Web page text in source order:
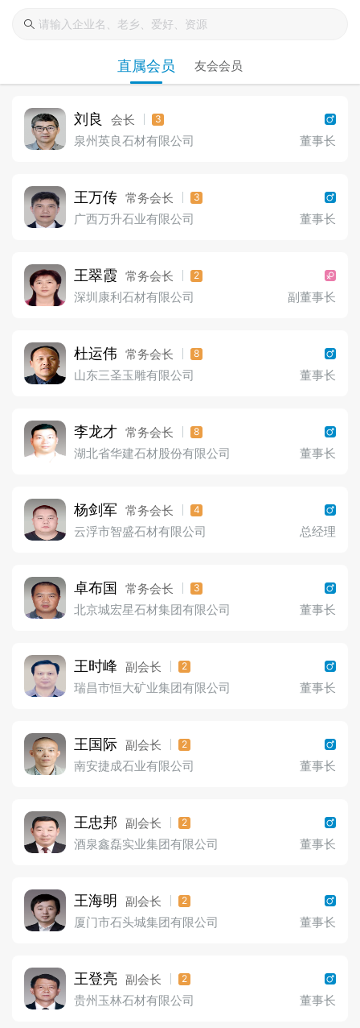
直属会员 友会会员
刘良 会长 3
泉州英良石材有限公司 董事长
王万传 常务会长 3
广西万升石业有限公司 董事长
王翠霞 常务会长 2
深圳康利石材有限公司 副董事长
杜运伟 常务会长 8
山东三圣玉雕有限公司 董事长
李龙才 常务会长 8
湖北省华建石材股份有限公司 董事长
杨剑军 常务会长 4
云浮市智盛石材有限公司 总经理
卓布国 常务会长 3
北京城宏星石材集团有限公司 董事长
王时峰 副会长 2
瑞昌市恒大矿业集团有限公司 董事长
王国际 副会长 2
南安捷成石业有限公司 董事长
王忠邦 副会长 2
酒泉鑫磊实业集团有限公司 董事长
王海明 副会长 2
厦门市石头城集团有限公司 董事长
王登亮 副会长 2
贵州玉林石材有限公司 董事长